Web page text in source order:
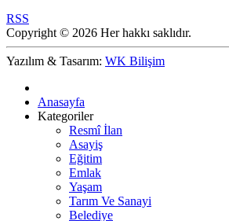
RSS
Copyright © 2026 Her hakkı saklıdır.
Yazılım & Tasarım: WK Bilişim
Anasayfa
Kategoriler
Resmî İlan
Asayiş
Eğitim
Emlak
Yaşam
Tarım Ve Sanayi
Belediye